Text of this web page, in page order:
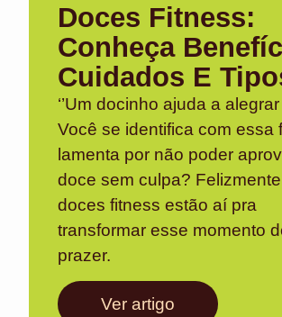
Doces Fitness:
Conheça
Cuidados E
‘’Um docinho ajuda a alegrar
Você se identifica com essa
lamenta por não poder
doce sem culpa?
doces fitness estão aí pra
transformar esse momento
prazer.
Ver artigo